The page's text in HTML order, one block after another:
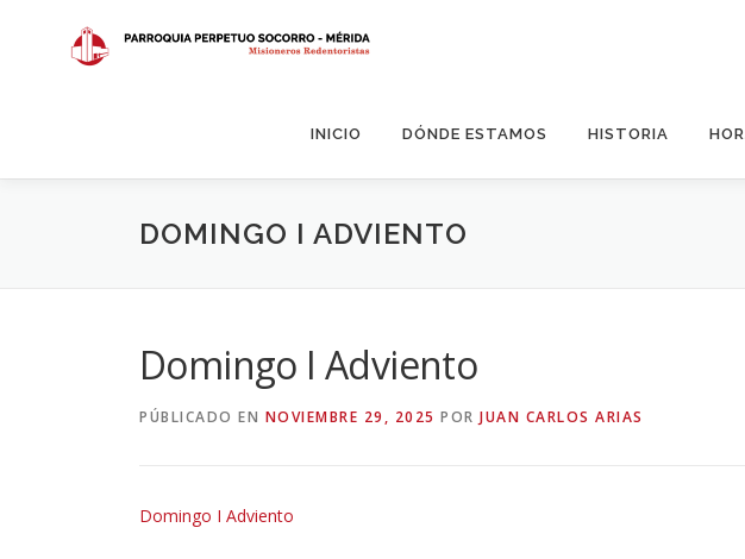
contenido
INICIO DÓNDE ESTAMOS HISTORIA
DOMINGO I ADVIENTO
Domingo I Adviento
PÚBLICADO EN NOVIEMBRE 29, 2025 POR JUAN CARLOS ARIAS
Domingo I Adviento